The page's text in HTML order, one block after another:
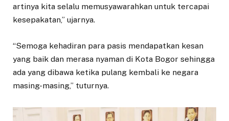
artinya kita selalu memusyawarahkan untuk tercapai
kesepakatan,” ujarnya.
“Semoga kehadiran para pasis mendapatkan kesan
yang baik dan merasa nyaman di Kota Bogor sehingga
ada yang dibawa ketika pulang kembali ke negara
masing-masing,” tuturnya.